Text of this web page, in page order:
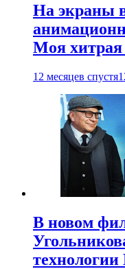
На экраны
Моя
12 месяцев спустя
В новом